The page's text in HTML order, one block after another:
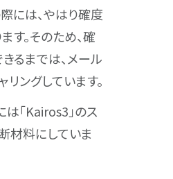
には、やはり確度
す。そのため、確
るまでは、メール
ングしています。
「Kairos3」のス
材料にしていま